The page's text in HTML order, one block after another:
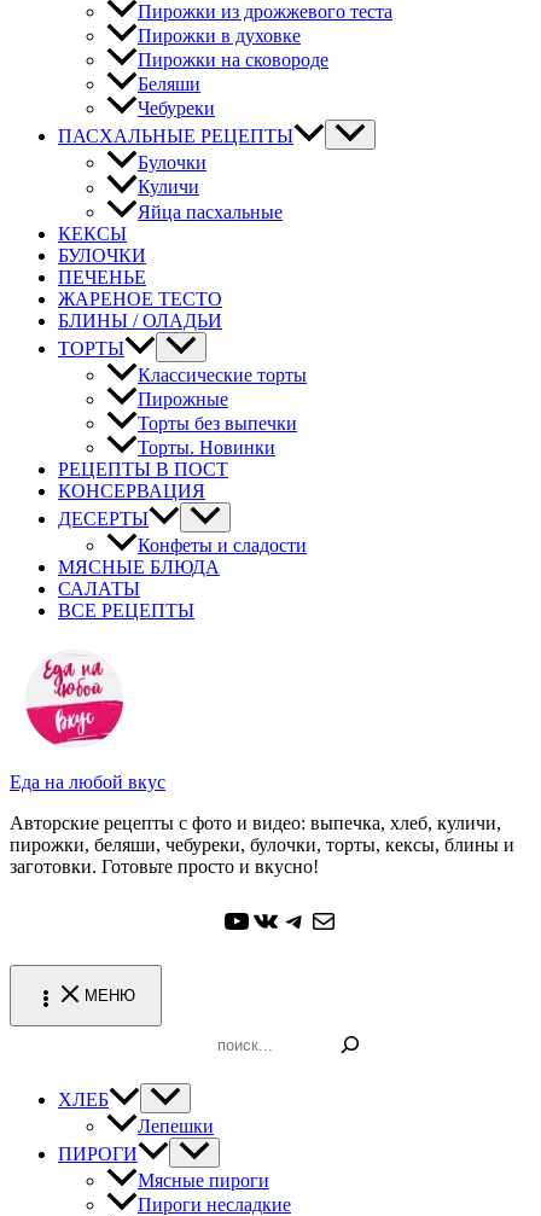
Пирожки из дрожжевого теста
Пирожки в духовке
Пирожки на сковороде
Беляши
Чебуреки
ПАСХАЛЬНЫЕ РЕЦЕПТЫ
Булочки
Куличи
Яйца пасхальные
КЕКСЫ
БУЛОЧКИ
ПЕЧЕНЬЕ
ЖАРЕНОЕ ТЕСТО
БЛИНЫ / ОЛАДЬИ
ТОРТЫ
Классические торты
Пирожные
Торты без выпечки
Торты. Новинки
РЕЦЕПТЫ В ПОСТ
КОНСЕРВАЦИЯ
ДЕСЕРТЫ
Конфеты и сладости
МЯСНЫЕ БЛЮДА
САЛАТЫ
ВСЕ РЕЦЕПТЫ
Еда на любой вкус
Авторские рецепты с фото и видео: выпечка, хлеб, куличи,
пирожки, беляши, чебуреки, булочки, торты, кексы, блины и
заготовки. Готовьте просто и вкусно!
YouTube
ВКонтакте
Telegram
Почта
МЕНЮ
ХЛЕБ
Лепешки
ПИРОГИ
Мясные пироги
Пироги несладкие